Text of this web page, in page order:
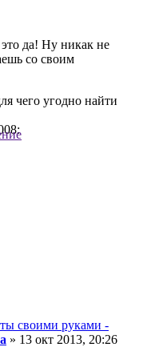
да! Ну никак не
со своим
чего угодно найти
своими руками -
» 13 окт 2013, 20:26